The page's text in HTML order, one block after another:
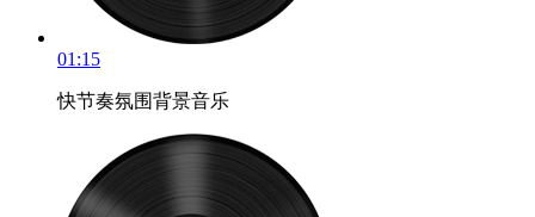
01:15
快节奏氛围背景音乐